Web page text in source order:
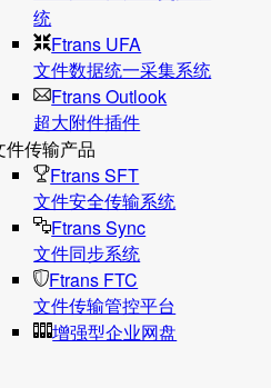
统
Ftrans UFA
文件数据统⼀采集系统
Ftrans Outlook
超大附件插件
件传输产品
Ftrans SFT
文件安全传输系统
Ftrans Sync
文件同步系统
Ftrans FTC
文件传输管控平台
增强型企业网盘